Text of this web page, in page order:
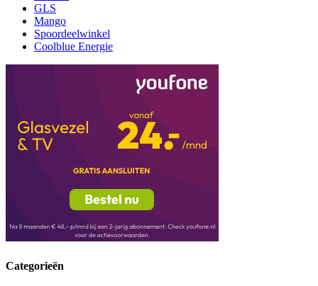
GLS
Mango
Spoordeelwinkel
Coolblue Energie
Categorieën